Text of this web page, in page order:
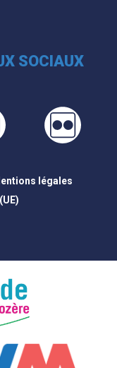
SOCIAUX
légales